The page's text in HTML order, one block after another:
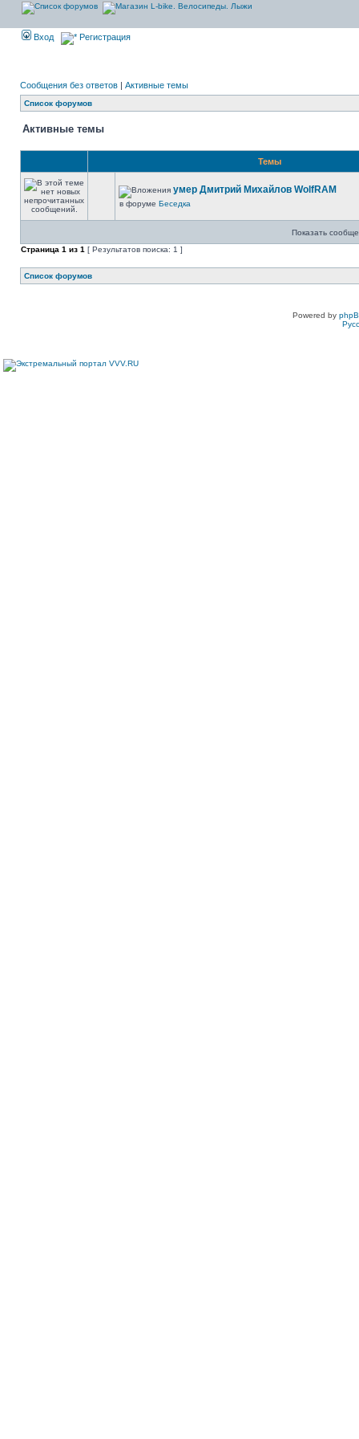
Вход Регистрация
Сообщения без ответов | Активные темы
Список форумов
Активные темы
Темы
умер Дмитрий Михайлов WolfRAM
в форуме Беседка
Показать
Страница 1 из 1 [ Результатов поиска: 1 ]
Список форумов
Powered by